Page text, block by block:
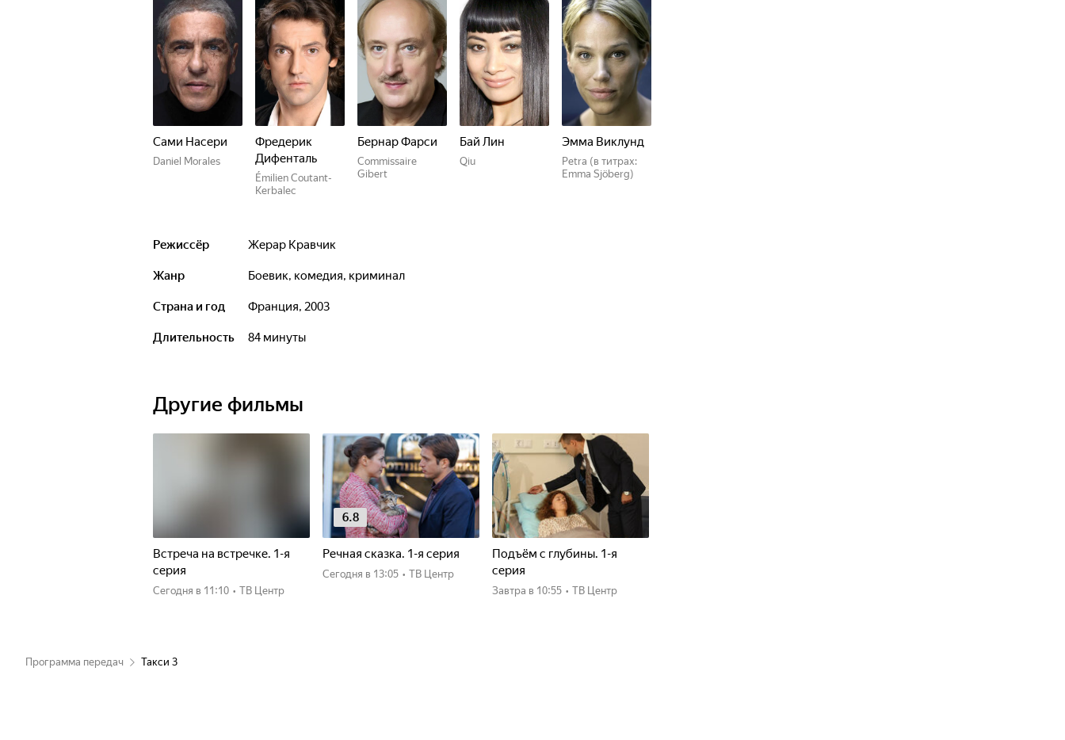
Сами Насери
Daniel Morales
Фредерик
Дифенталь
Émilien Coutant-
Kerbalec
Бернар Фарси
Commissaire
Gibert
Бай Лин
Qiu
Эмма Виклунд
Petra (в титрах:
Emma Sjöberg)
Режиссёр Жерар Кравчик
Жанр боевик, комедия, криминал
Страна и год Франция, 2003
Длительность 84 минуты
Другие фильмы
Встреча на встречке. 1-я
серия
Сегодня в 11:10 • ТВ Центр
6.8
Речная сказка. 1-я серия
Сегодня в 13:05 • ТВ Центр
Подъём с глубины. 1-я
серия
Завтра в 10:55 • ТВ Центр
Программа передач Такси 3